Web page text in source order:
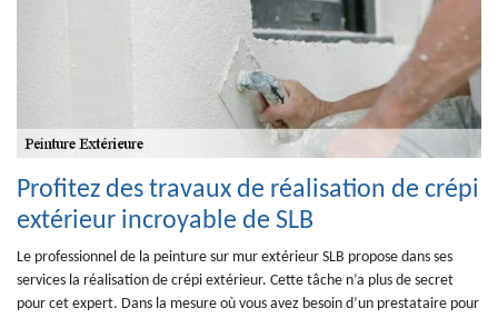
Profitez des travaux de réalisation de crépi
extérieur incroyable de SLB
Le professionnel de la peinture sur mur extérieur SLB propose dans ses
services la réalisation de crépi extérieur. Cette tâche n’a plus de secret
pour cet expert. Dans la mesure où vous avez besoin d’un prestataire pour